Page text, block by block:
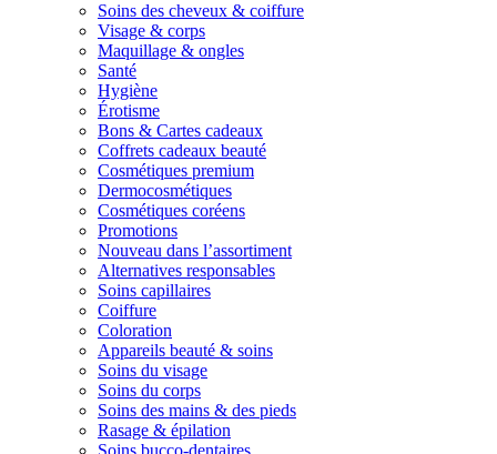
Soins des cheveux & coiffure
Visage & corps
Maquillage & ongles
Santé
Hygiène
Érotisme
Bons & Cartes cadeaux
Coffrets cadeaux beauté
Cosmétiques premium
Dermocosmétiques
Cosmétiques coréens
Promotions
Nouveau dans l’assortiment
Alternatives responsables
Soins capillaires
Coiffure
Coloration
Appareils beauté & soins
Soins du visage
Soins du corps
Soins des mains & des pieds
Rasage & épilation
Soins bucco-dentaires